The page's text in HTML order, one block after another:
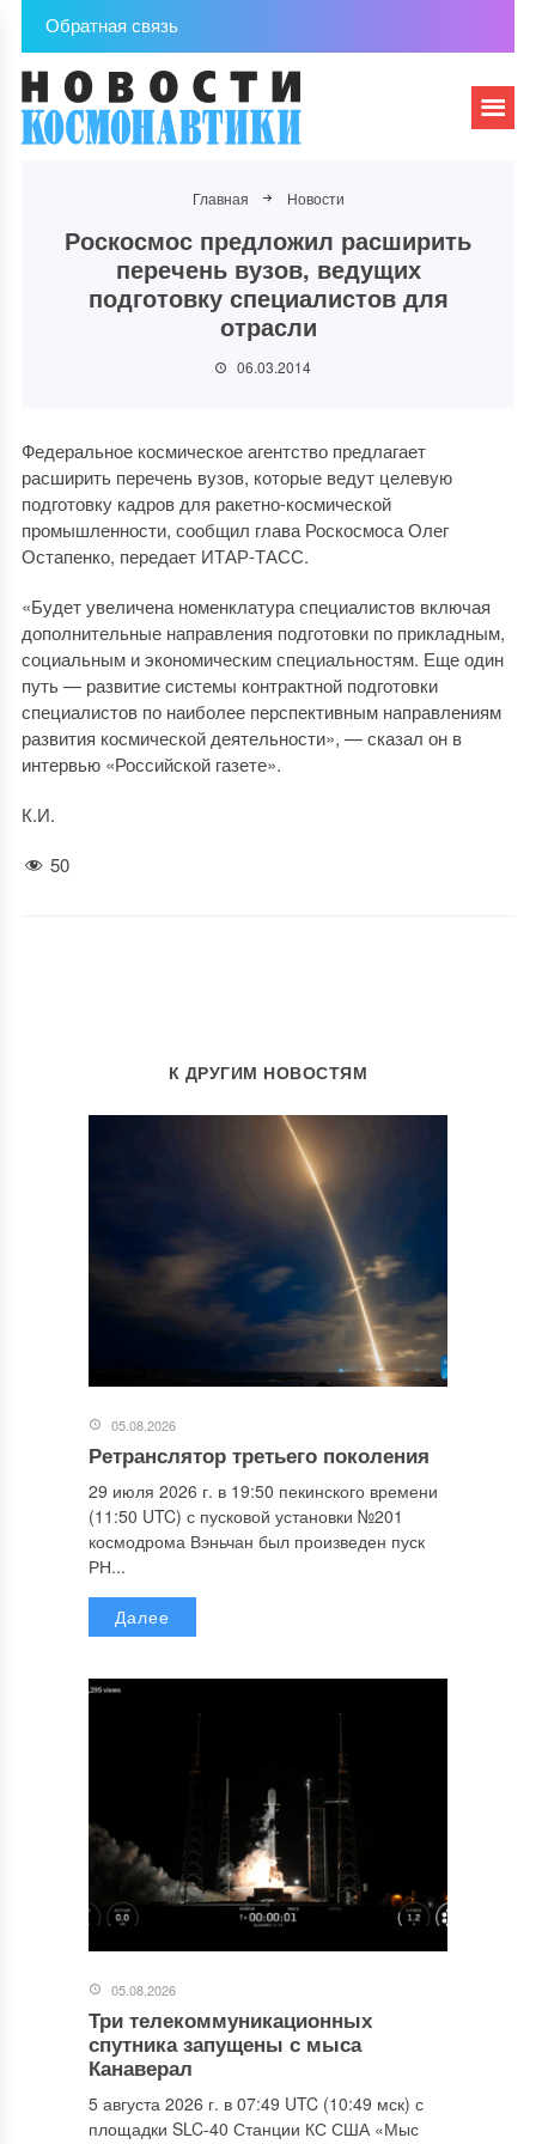
Обратная связь
Главная Новости
Роскосмос предложил расширить
перечень вузов, ведущих
подготовку специалистов для
отрасли
06.03.2014
Федеральное космическое агентство предлагает
расширить перечень вузов, которые ведут целевую
подготовку кадров для ракетно-космической
промышленности, сообщил глава Роскосмоса Олег
Остапенко, передает ИТАР-ТАСС.
«Будет увеличена номенклатура специалистов включая
дополнительные направления подготовки по прикладным,
социальным и экономическим специальностям. Еще один
путь — развитие системы контрактной подготовки
специалистов по наиболее перспективным направлениям
развития космической деятельности», — сказал он в
интервью «Российской газете».
К.И.
50
К ДРУГИМ НОВОСТЯМ
05.08.2026
Ретранслятор третьего поколения
29 июля 2026 г. в 19:50 пекинского времени
(11:50 UTC) с пусковой установки №201
космодрома Вэньчан был произведен пуск
РН...
Далее
05.08.2026
Три телекоммуникационных
спутника запущены с мыса
Канаверал
5 августа 2026 г. в 07:49 UTC (10:49 мск) с
площадки SLC-40 Станции КС США «Мыс